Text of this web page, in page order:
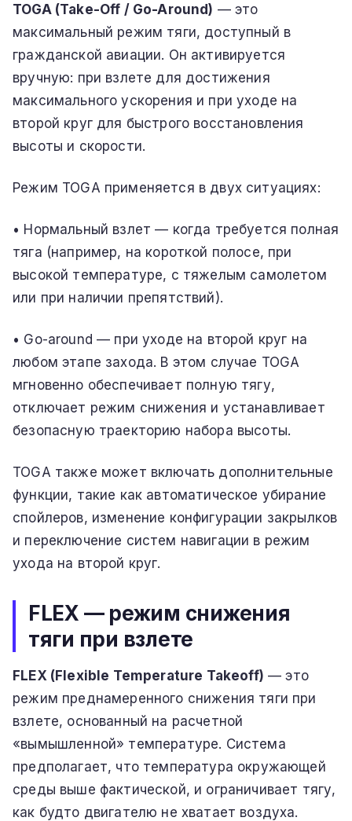
TOGA (Take-Off / Go-Around) — это
максимальный режим тяги, доступный в
гражданской авиации. Он активируется
вручную: при взлете для достижения
максимального ускорения и при уходе на
второй круг для быстрого восстановления
высоты и скорости.
Режим TOGA применяется в двух ситуациях:
• Нормальный взлет — когда требуется полная
тяга (например, на короткой полосе, при
высокой температуре, с тяжелым самолетом
или при наличии препятствий).
• Go-around — при уходе на второй круг на
любом этапе захода. В этом случае TOGA
мгновенно обеспечивает полную тягу,
отключает режим снижения и устанавливает
безопасную траекторию набора высоты.
TOGA также может включать дополнительные
функции, такие как автоматическое убирание
спойлеров, изменение конфигурации закрылков
и переключение систем навигации в режим
ухода на второй круг.
FLEX — режим снижения
тяги при взлете
FLEX (Flexible Temperature Takeoff) — это
режим преднамеренного снижения тяги при
взлете, основанный на расчетной
«вымышленной» температуре. Система
предполагает, что температура окружающей
среды выше фактической, и ограничивает тягу,
как будто двигателю не хватает воздуха.